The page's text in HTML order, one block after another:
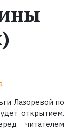
Лазоревой по
открытием.
читателем